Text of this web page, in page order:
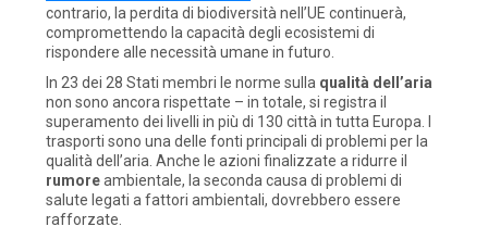
contrario, la perdita di biodiversità nell’UE continuerà,
compromettendo la capacità degli ecosistemi di
rispondere alle necessità umane in futuro.
In 23 dei 28 Stati membri le norme sulla qualità dell’aria
non sono ancora rispettate – in totale, si registra il
superamento dei livelli in più di 130 città in tutta Europa. I
trasporti sono una delle fonti principali di problemi per la
qualità dell’aria. Anche le azioni finalizzate a ridurre il
rumoreambientale, la seconda causa di problemi di
salute legati a fattori ambientali, dovrebbero essere
rafforzate.